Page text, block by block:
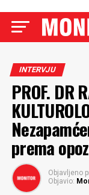
INTERVJU
PROF. DR
prema
Objavljeno
Objavio: